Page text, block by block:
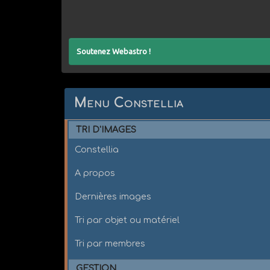
Soutenez Webastro !
Menu Constellia
TRI D'IMAGES
Constellia
A propos
Dernières images
Tri par objet ou matériel
Tri par membres
GESTION